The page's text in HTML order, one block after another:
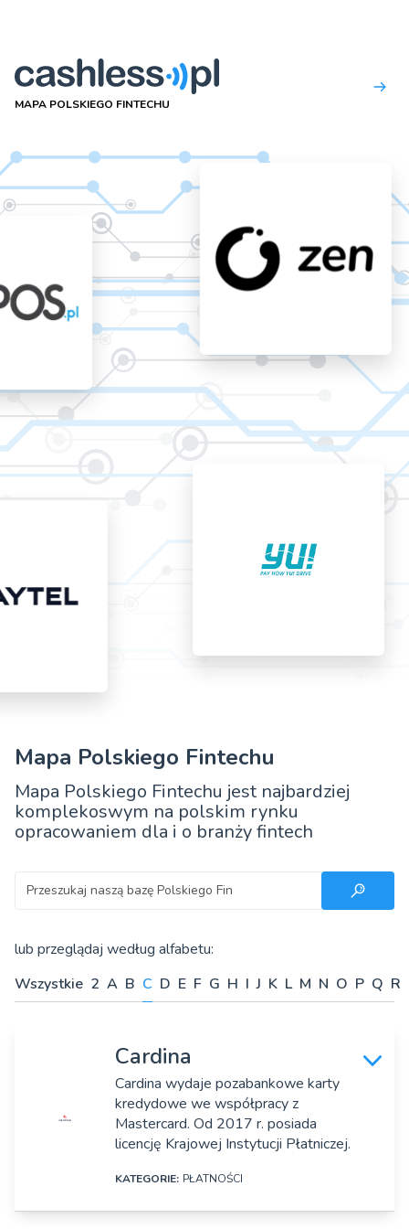
MAPA POLSKIEGO FINTECHU
Mapa Polskiego Fintechu
Mapa Polskiego Fintechu jest najbardziej
komplekoswym na polskim rynku
opracowaniem dla i o branży fintech
Szukaj
lub przeglądaj według alfabetu:
Wszystkie 2 A B C D E F G H I J K L M N O P Q R
Cardina
Cardina wydaje pozabankowe karty
kredydowe we współpracy z
Mastercard. Od 2017 r. posiada
licencję Krajowej Instytucji Płatniczej.
KATEGORIE: PŁATNOŚCI